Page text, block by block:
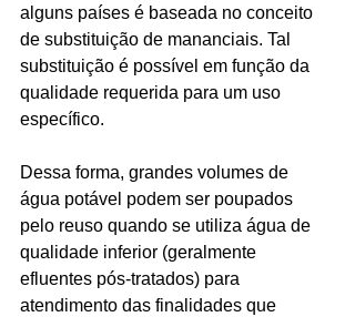
alguns países é baseada no conceito
de substituição de mananciais. Tal
substituição é possível em função da
qualidade requerida para um uso
específico.
Dessa forma, grandes volumes de
água potável podem ser poupados
pelo reuso quando se utiliza água de
qualidade inferior (geralmente
efluentes pós-tratados) para
atendimento das finalidades que